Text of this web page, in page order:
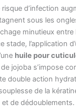
d’infection
sous les
minutieux
stade, l’application
huile pour
jojoba s’impose
double action
de la
de dédoublements.